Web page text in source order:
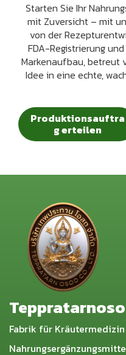
Starten Sie Ihr
mit Zuversicht – mit
von der
FDA-Registrierung
Markenaufbau, betreut
Idee in eine echte,
Produktionsauftra
g erteilen
Fabrik für